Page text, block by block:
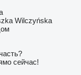
Wilczyńska
сейчас!